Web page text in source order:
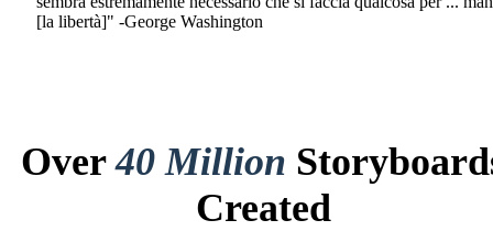
[la libertà]" -George Washington
Over40 Million
Created